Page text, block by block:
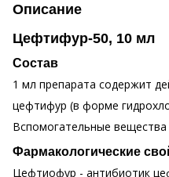
Описание
Цефтифур-50, 10 мл
Состав
1 мл препарата содержит
цефтифур (в форме
Вспомогательные вещества
Фармакологические
Цефтиофур - антибиотик